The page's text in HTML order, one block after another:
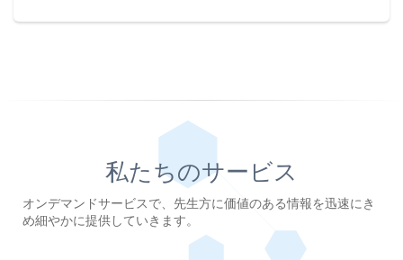
私たちのサービス
オンデマンドサービスで、先生方に価値のある情報を迅速にき
め細やかに提供していきます。